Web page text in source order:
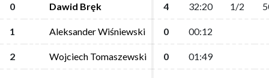
0 Dawid Bręk 4 32:20 1/2
1 Aleksander Wiśniewski 0 00:12
2 Wojciech Tomaszewski 0 01:49
0 Dawid Bręk 4 32:20 1/2
1 Aleksander Wiśniewski 0 00:12
2 Wojciech Tomaszewski 0 01:49